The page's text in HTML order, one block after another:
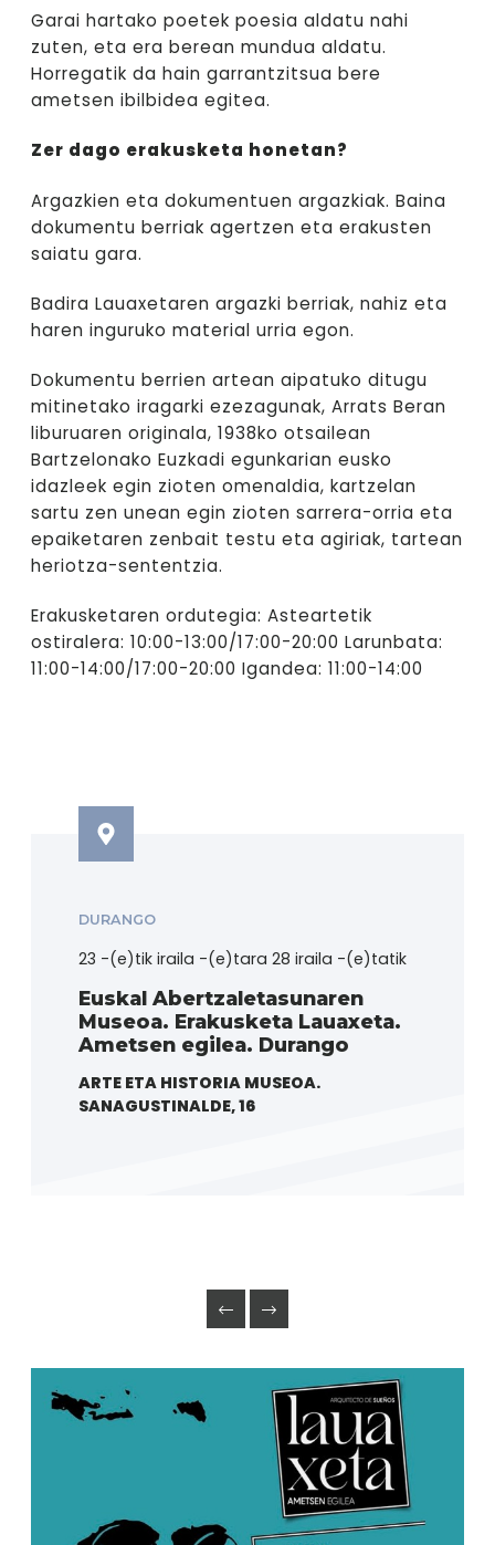
Garai hartako poetek poesia aldatu nahi
zuten, eta era berean mundua aldatu.
Horregatik da hain garrantzitsua bere
ametsen ibilbidea egitea.
Zer dago erakusketa honetan?
Argazkien eta dokumentuen argazkiak. Baina
dokumentu berriak agertzen eta erakusten
saiatu gara.
Badira Lauaxetaren argazki berriak, nahiz eta
haren inguruko material urria egon.
Dokumentu berrien artean aipatuko ditugu
mitinetako iragarki ezezagunak, Arrats Beran
liburuaren originala, 1938ko otsailean
Bartzelonako Euzkadi egunkarian eusko
idazleek egin zioten omenaldia, kartzelan
sartu zen unean egin zioten sarrera-orria eta
epaiketaren zenbait testu eta agiriak, tartean
heriotza-sententzia.
Erakusketaren ordutegia: Asteartetik
ostiralera: 10:00-13:00/17:00-20:00 Larunbata:
11:00-14:00/17:00-20:00 Igandea: 11:00-14:00
DURANGO
23 -(e)tik iraila -(e)tara 28 iraila -(e)tatik
Euskal Abertzaletasunaren
Museoa. Erakusketa Lauaxeta.
Ametsen egilea. Durango
ARTE ETA HISTORIA MUSEOA.
SANAGUSTINALDE, 16